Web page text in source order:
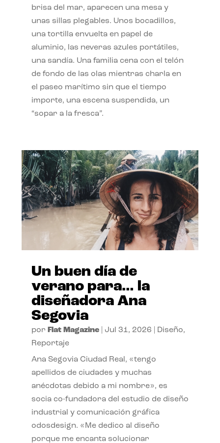
brisa del mar, aparecen una mesa y
unas sillas plegables. Unos bocadillos,
una tortilla envuelta en papel de
aluminio, las neveras azules portátiles,
una sandía. Una familia cena con el telón
de fondo de las olas mientras charla en
el paseo marítimo sin que el tiempo
importe, una escena suspendida, un
“sopar a la fresca”.
Un buen día de
verano para… la
diseñadora Ana
Segovia
por Flat Magazine| Jul 31, 2026 Diseño,
Reportaje
Ana Segovia Ciudad Real, «tengo
apellidos de ciudades y muchas
anécdotas debido a mi nombre», es
socia co-fundadora del estudio de diseño
industrial y comunicación gráfica
odosdesign. «Me dedico al diseño
porque me encanta solucionar